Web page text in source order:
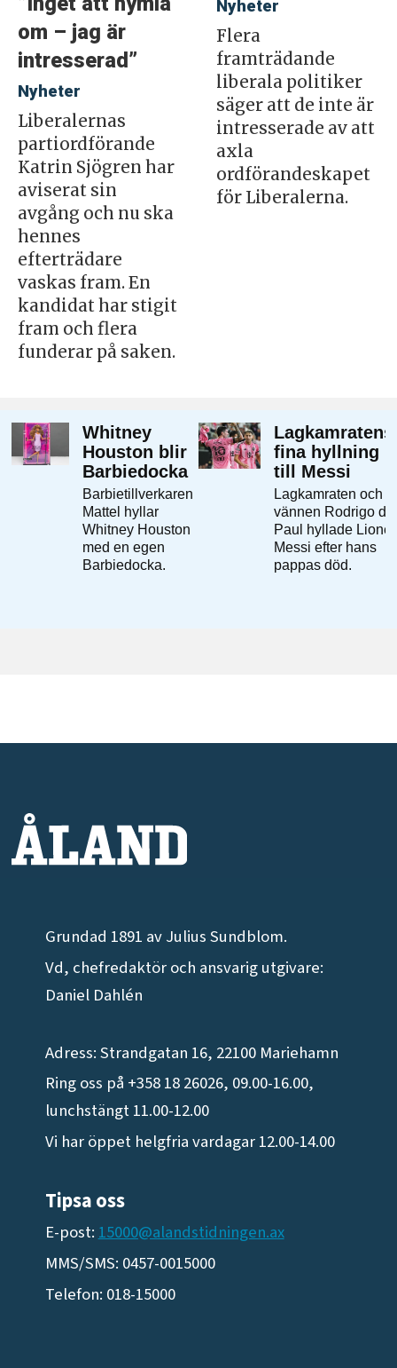
om – jag är
intresserad”
Nyheter
Liberalernas
partiordförande
Katrin Sjögren har
aviserat sin
avgång och nu ska
hennes
efterträdare
vaskas fram. En
kandidat har stigit
fram och flera
funderar på saken.
Nyheter
Flera
framträdande
liberala politiker
säger att de inte är
intresserade av att
axla
ordförandeskapet
för Liberalerna.
Grundad 1891 av Julius Sundblom.
Vd, chefredaktör och ansvarig utgivare:
Daniel Dahlén
Adress: Strandgatan 16, 22100 Mariehamn
Ring oss på +358 18 26026, 09.00-16.00,
lunchstängt 11.00-12.00
Vi har öppet helgfria vardagar 12.00-14.00
Tipsa oss
E-post:15000@alandstidningen.ax
MMS/SMS: 0457-0015000
Telefon: 018-15000